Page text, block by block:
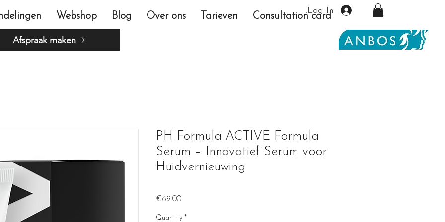
Webshop Blog Over ons Tarieven Consultation card
Afspraak maken
Log In
PH Formula ACTIVE Formula
Serum – Innovatief Serum voor
Huidvernieuwing
€69.00Price
Quantity *